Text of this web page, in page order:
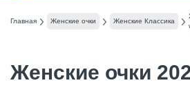
Главная Женские очки Женские Классика
Женские очки